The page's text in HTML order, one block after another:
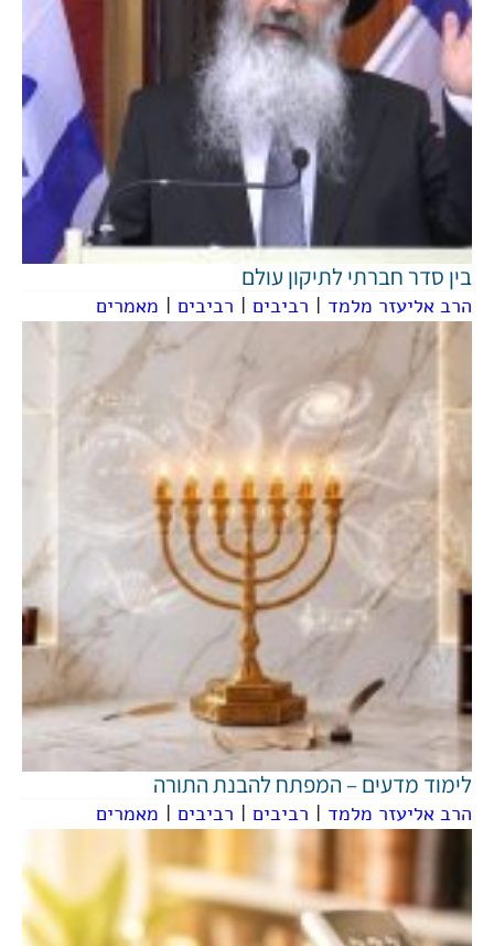
בין סדר חברתי לתיקון עולם
הרב אליעזר מלמד | רביבים | רביבים | מאמרים
לימוד מדעים – המפתח להבנת התורה
הרב אליעזר מלמד | רביבים | רביבים | מאמרים